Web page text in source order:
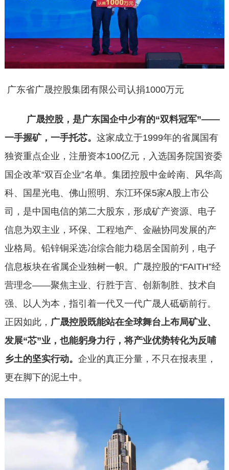
广东省广晟控股集团有限公司认捐1000万元
广晟控股，是广东国企中少有的“双料冠军”——
一手握矿，一手托芯。 这家成立于1999年的省属国有
独资重点企业，注册资本100亿元，入选国务院国资委
国企改革“双百企业”名单。集团控股中金岭南、风华高
科、国星光电、佛山照明、东江环保5家A股上市公
司，是中国电信的第二大股东，形成矿产资源、电子
信息为双主业，环保、工程地产、金融协同发展的产
业格局。铅锌铜采选冶综合能力稳居全国前列，电子
信息板块在省属企业独树一帜。广晟控股的“FAITH”经
营理念——聚焦主业、行胜于言、创新制胜、技术自
强、以人为本，指引着一代又一代广晟人砥砺前行。
正因如此， 广晟控股既能站在全球舞台上布局矿业、
发展“芯”业，也能躬身力行，将产业优势转化为反哺
乡土的坚实行动。 企业的真正分量，不只在报表里，
更在脚下的泥土中。